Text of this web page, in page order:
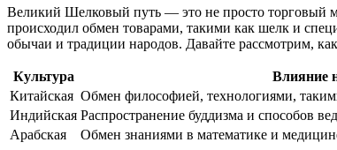
Великий Шелковый путь — это не просто торговый
происходил обмен товарами, такими как шелк и
обычаи и традиции народов. Давайте рассмотрим,
Культура
Влияние
Китайская Обмен философией, технологиями,
Индийская Распространение буддизма и способов
Арабская
Обмен знаниями в математике и